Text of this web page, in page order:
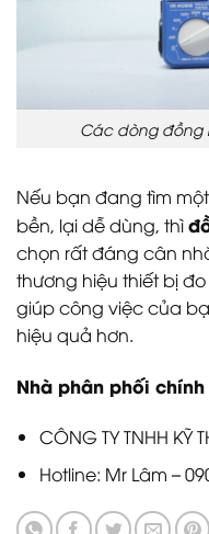
Các dòng đồng
Nếu bạn đang tìm
bền, lại dễ dùng, thì
chọn rất đáng cân
thương hiệu thiết bị
giúp công việc của
hiệu quả hơn.
Nhà phân phối
CÔNG TY TNHH KỸ
Hotline: Mr Lâm –